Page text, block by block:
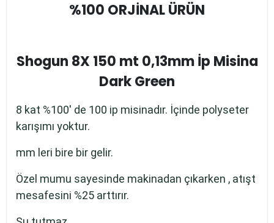
%100 ORJİNAL ÜRÜN
Shogun 8X 150 mt 0,13mm İp Misina
Dark Green
8 kat %100' de 100 ip misinadır. İçinde polyseter
karışımı yoktur.
mm leri bire bir gelir.
Özel mumu sayesinde makinadan çıkarken , atışt
mesafesini %25 arttırır.